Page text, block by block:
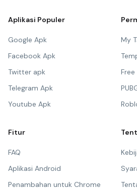
Aplikasi Populer
Google Apk
Facebook Apk
Twitter apk
Telegram Apk
Youtube Apk
My
Free
Fitur
FAQ
Aplikasi Android
Penambahan untuk Chrome